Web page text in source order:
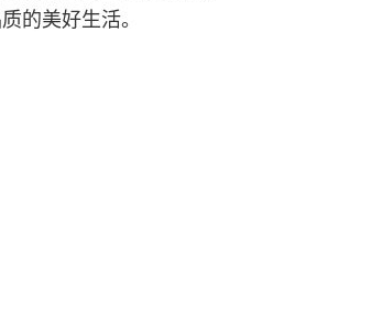
的美好生活。